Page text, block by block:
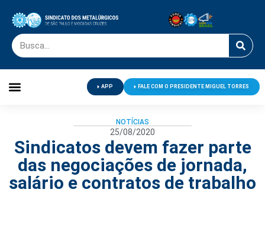
APP FALE COM O PRESIDENTE MIGUEL TORRES
NOTÍCIAS
25/08/2020
Sindicatos devem fazer parte
das negociações de jornada,
salário e contratos de trabalho